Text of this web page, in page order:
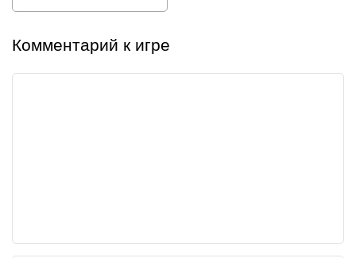
Комментарий к игре